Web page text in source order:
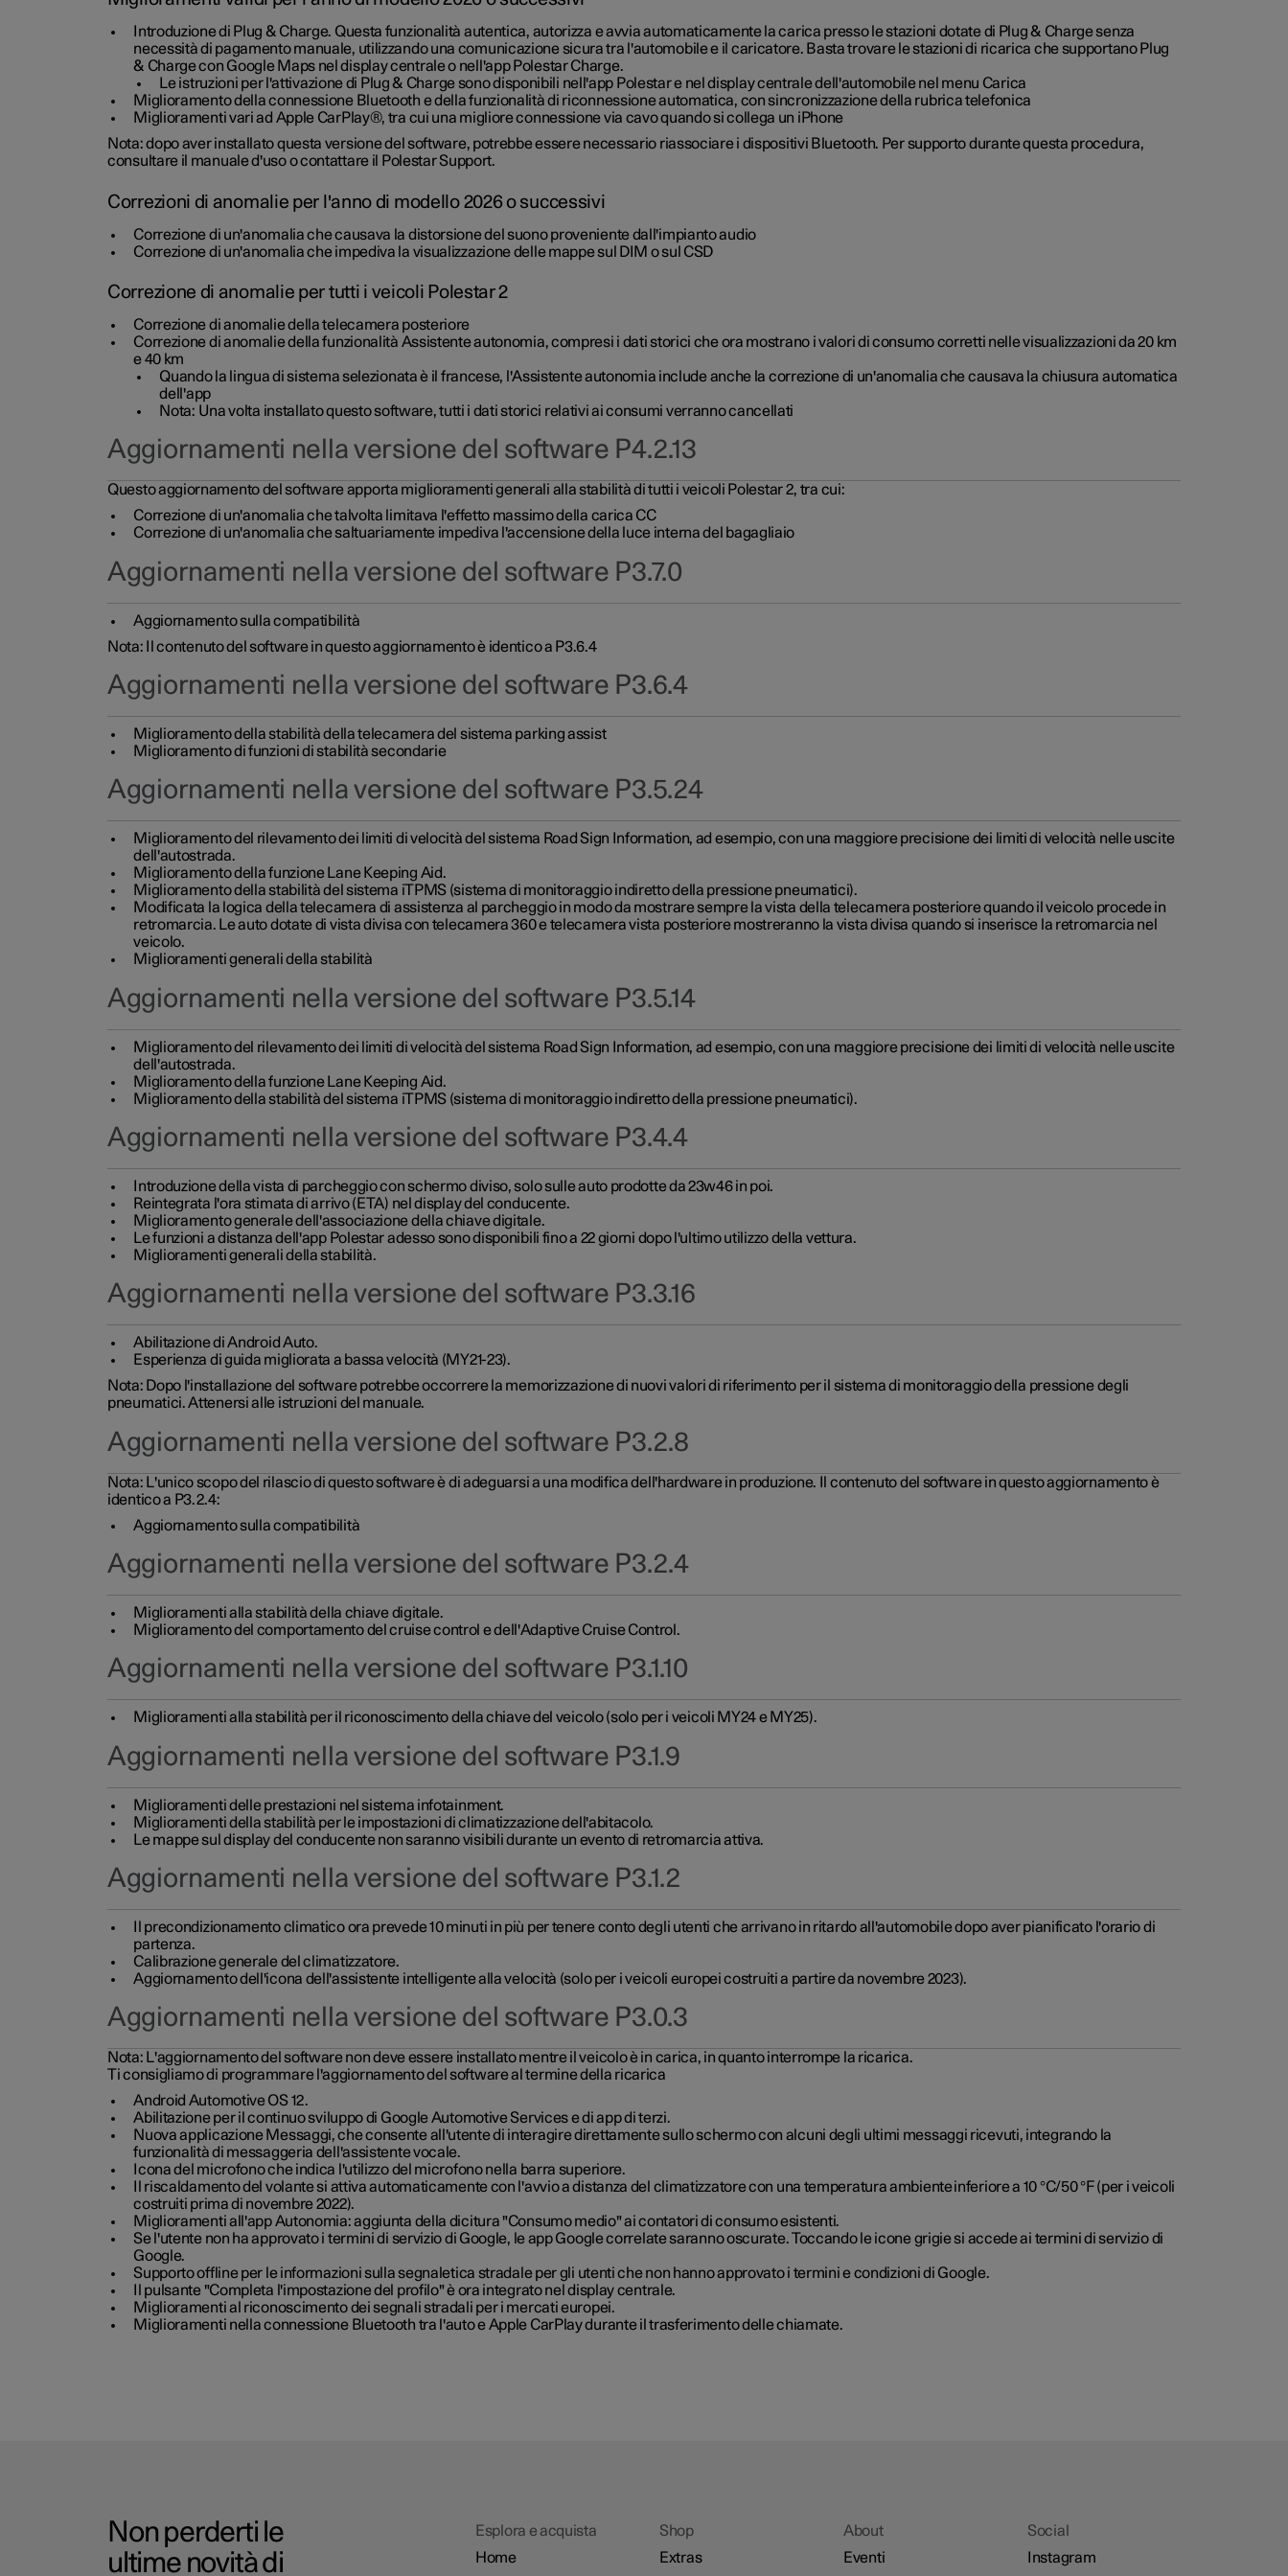
Introduzione di Plug & Charge. Questa funzionalità autentica, autorizza e avvia automaticamente la carica presso le stazioni dotate di Plug & Charge senza
necessità di pagamento manuale, utilizzando una comunicazione sicura tra l'automobile e il caricatore. Basta trovare le stazioni di ricarica che supportano Plug
& Charge con Google Maps nel display centrale o nell'app Polestar Charge.
Le istruzioni per l'attivazione di Plug & Charge sono disponibili nell'app Polestar e nel display centrale dell'automobile nel menu Carica
Miglioramento della connessione Bluetooth e della funzionalità di riconnessione automatica, con sincronizzazione della rubrica telefonica
Miglioramenti vari ad Apple CarPlay®, tra cui una migliore connessione via cavo quando si collega un iPhone
Nota: dopo aver installato questa versione del software, potrebbe essere necessario riassociare i dispositivi Bluetooth. Per supporto durante questa procedura,
consultare il manuale d'uso o contattare il Polestar Support.
Correzioni di anomalie per l'anno di modello 2026 o successivi
Correzione di un'anomalia che causava la distorsione del suono proveniente dall'impianto audio
Correzione di un'anomalia che impediva la visualizzazione delle mappe sul DIM o sul CSD
Correzione di anomalie per tutti i veicoli Polestar 2
Correzione di anomalie della telecamera posteriore
Correzione di anomalie della funzionalità Assistente autonomia, compresi i dati storici che ora mostrano i valori di consumo corretti nelle visualizzazioni da 20 km
e 40 km
Quando la lingua di sistema selezionata è il francese, l'Assistente autonomia include anche la correzione di un'anomalia che causava la chiusura automatica
dell'app
Nota: Una volta installato questo software, tutti i dati storici relativi ai consumi verranno cancellati
Aggiornamenti nella versione del software P4.2.13
Questo aggiornamento del software apporta miglioramenti generali alla stabilità di tutti i veicoli Polestar 2, tra cui:
Correzione di un'anomalia che talvolta limitava l'effetto massimo della carica CC
Correzione di un'anomalia che saltuariamente impediva l'accensione della luce interna del bagagliaio
Aggiornamenti nella versione del software P3.7.0
Aggiornamento sulla compatibilità
Nota: Il contenuto del software in questo aggiornamento è identico a P3.6.4
Aggiornamenti nella versione del software P3.6.4
Miglioramento della stabilità della telecamera del sistema parking assist
Miglioramento di funzioni di stabilità secondarie
Aggiornamenti nella versione del software P3.5.24
Miglioramento del rilevamento dei limiti di velocità del sistema Road Sign Information, ad esempio, con una maggiore precisione dei limiti di velocità nelle uscite
dell'autostrada.
Miglioramento della funzione Lane Keeping Aid.
Miglioramento della stabilità del sistema iTPMS (sistema di monitoraggio indiretto della pressione pneumatici).
Modificata la logica della telecamera di assistenza al parcheggio in modo da mostrare sempre la vista della telecamera posteriore quando il veicolo procede in
retromarcia. Le auto dotate di vista divisa con telecamera 360 e telecamera vista posteriore mostreranno la vista divisa quando si inserisce la retromarcia nel
veicolo.
Miglioramenti generali della stabilità
Aggiornamenti nella versione del software P3.5.14
Miglioramento del rilevamento dei limiti di velocità del sistema Road Sign Information, ad esempio, con una maggiore precisione dei limiti di velocità nelle uscite
dell'autostrada.
Miglioramento della funzione Lane Keeping Aid.
Miglioramento della stabilità del sistema iTPMS (sistema di monitoraggio indiretto della pressione pneumatici).
Aggiornamenti nella versione del software P3.4.4
Introduzione della vista di parcheggio con schermo diviso, solo sulle auto prodotte da 23w46 in poi.
Reintegrata l'ora stimata di arrivo (ETA) nel display del conducente.
Miglioramento generale dell'associazione della chiave digitale.
Le funzioni a distanza dell'app Polestar adesso sono disponibili fino a 22 giorni dopo l'ultimo utilizzo della vettura.
Miglioramenti generali della stabilità.
Aggiornamenti nella versione del software P3.3.16
Abilitazione di Android Auto.
Esperienza di guida migliorata a bassa velocità (MY21-23).
Nota: Dopo l'installazione del software potrebbe occorrere la memorizzazione di nuovi valori di riferimento per il sistema di monitoraggio della pressione degli
pneumatici. Attenersi alle istruzioni del manuale.
Aggiornamenti nella versione del software P3.2.8
Nota: L'unico scopo del rilascio di questo software è di adeguarsi a una modifica dell'hardware in produzione. Il contenuto del software in questo aggiornamento è
identico a P3.2.4:
Aggiornamento sulla compatibilità
Aggiornamenti nella versione del software P3.2.4
Miglioramenti alla stabilità della chiave digitale.
Miglioramento del comportamento del cruise control e dell'Adaptive Cruise Control.
Aggiornamenti nella versione del software P3.1.10
Miglioramenti alla stabilità per il riconoscimento della chiave del veicolo (solo per i veicoli MY24 e MY25).
Aggiornamenti nella versione del software P3.1.9
Miglioramenti delle prestazioni nel sistema infotainment.
Miglioramenti della stabilità per le impostazioni di climatizzazione dell'abitacolo.
Le mappe sul display del conducente non saranno visibili durante un evento di retromarcia attiva.
Aggiornamenti nella versione del software P3.1.2
Il precondizionamento climatico ora prevede 10 minuti in più per tenere conto degli utenti che arrivano in ritardo all'automobile dopo aver pianificato l'orario di
partenza.
Calibrazione generale del climatizzatore.
Aggiornamento dell'icona dell'assistente intelligente alla velocità (solo per i veicoli europei costruiti a partire da novembre 2023).
Aggiornamenti nella versione del software P3.0.3
Nota: L'aggiornamento del software non deve essere installato mentre il veicolo è in carica, in quanto interrompe la ricarica.
Ti consigliamo di programmare l'aggiornamento del software al termine della ricarica
Android Automotive OS 12.
Abilitazione per il continuo sviluppo di Google Automotive Services e di app di terzi.
Nuova applicazione Messaggi, che consente all'utente di interagire direttamente sullo schermo con alcuni degli ultimi messaggi ricevuti, integrando la
funzionalità di messaggeria dell'assistente vocale.
Icona del microfono che indica l'utilizzo del microfono nella barra superiore.
Il riscaldamento del volante si attiva automaticamente con l'avvio a distanza del climatizzatore con una temperatura ambiente inferiore a 10 °C/50 °F (per i veicoli
costruiti prima di novembre 2022).
Miglioramenti all'app Autonomia: aggiunta della dicitura "Consumo medio" ai contatori di consumo esistenti.
Se l'utente non ha approvato i termini di servizio di Google, le app Google correlate saranno oscurate. Toccando le icone grigie si accede ai termini di servizio di
Google.
Supporto offline per le informazioni sulla segnaletica stradale per gli utenti che non hanno approvato i termini e condizioni di Google.
Il pulsante "Completa l'impostazione del profilo" è ora integrato nel display centrale.
Miglioramenti al riconoscimento dei segnali stradali per i mercati europei.
Miglioramenti nella connessione Bluetooth tra l'auto e Apple CarPlay durante il trasferimento delle chiamate.
Non perderti le
ultime novità di
Esplora e acquista
Home
Shop
Extras
About
Eventi
Social
Instagram